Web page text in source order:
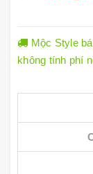
Mộc Style
không tính phí